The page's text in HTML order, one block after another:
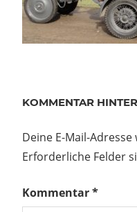
KOMMENTAR
Deine E-Mail-
Erforderliche Felder
Kommentar*